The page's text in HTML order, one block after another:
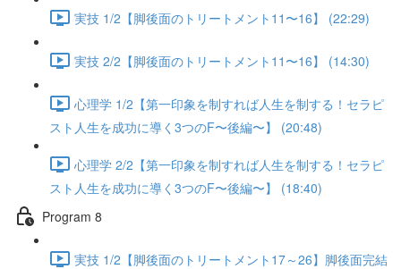
実技 1/2【脚後面のトリートメント11〜16】 (22:29)
実技 2/2【脚後面のトリートメント11〜16】 (14:30)
心理学 1/2【第一印象を制すれば人生を制する！セラピ
スト人生を成功に導く3つのF〜後編〜】 (20:48)
心理学 2/2【第一印象を制すれば人生を制する！セラピ
スト人生を成功に導く3つのF〜後編〜】 (18:40)
Program 8
実技 1/2【脚後面のトリートメント17～26】脚後面完結